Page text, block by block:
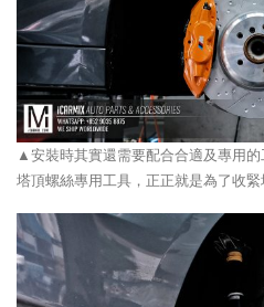
▲安裝時其實還需要配合合適及專用
塔頂螺絲專用工具，正正就是為了收緊